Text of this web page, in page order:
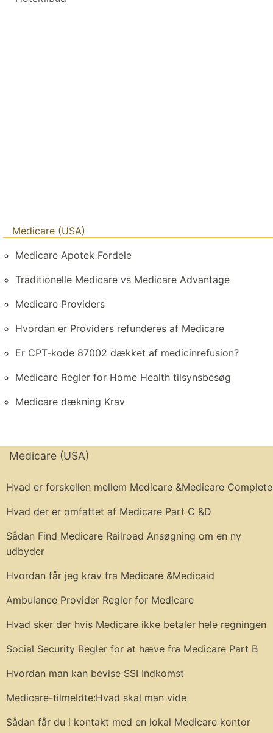
Medicare (USA)
Medicare Apotek Fordele
Traditionelle Medicare vs Medicare Advantage
Medicare Providers
Hvordan er Providers refunderes af Medicare
Er CPT-kode 87002 dækket af medicinrefusion?
Medicare Regler for Home Health tilsynsbesøg
Medicare dækning Krav
Medicare (USA)
Hvad er forskellen mellem Medicare &Medicare Complete
Hvad der er omfattet af Medicare Part C &D
Sådan Find Medicare Railroad Ansøgning om en ny
udbyder
Hvordan får jeg krav fra Medicare &Medicaid
Ambulance Provider Regler for Medicare
Hvad sker der hvis Medicare ikke betaler hele regningen
Social Security Regler for at hæve fra Medicare Part B
Hvordan man kan bevise SSI Indkomst
Medicare-tilmeldte:Hvad skal man vide
Sådan får du i kontakt med en lokal Medicare kontor